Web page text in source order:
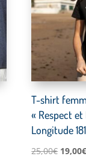
T-shirt
« Respect
Longitude 181
25,00€ Le
19,00€